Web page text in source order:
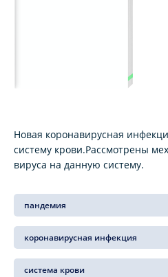
Новая коронавирусная
систему крови.Рассмотрены
вируса на данную систему.
пандемия
коронавирусная инфекция
система крови